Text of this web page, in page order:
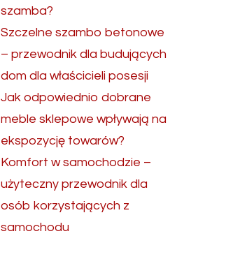
szamba?
Szczelne szambo betonowe
– przewodnik dla budujących
dom dla właścicieli posesji
Jak odpowiednio dobrane
meble sklepowe wpływają na
ekspozycję towarów?
Komfort w samochodzie –
użyteczny przewodnik dla
osób korzystających z
samochodu